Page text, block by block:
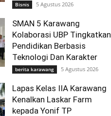
Bisnis 5 Agustus 2026
SMAN 5 Karawang
Kolaborasi UBP Tingkatkan
Pendidikan Berbasis
Teknologi Dan Karakter
berita karawang 5 Agustus 2026
Lapas Kelas IIA Karawang
Kenalkan Laskar Farm
kepada Yonif TP